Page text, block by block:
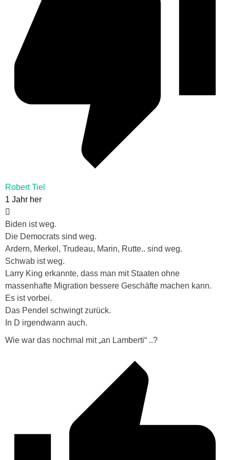
Robert Tiel
1 Jahr her
Biden ist weg.
Die Democrats sind weg.
Ardern, Merkel, Trudeau, Marin, Rutte.. sind weg.
Schwab ist weg.
Larry King erkannte, dass man mit Staaten ohne
massenhafte Migration bessere Geschäfte machen kann.
Es ist vorbei.
Das Pendel schwingt zurück.
In D irgendwann auch.
Wie war das nochmal mit „an Lamberti“ ..?